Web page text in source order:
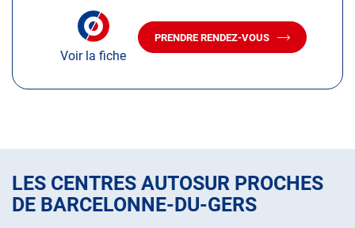
informations
TÉLÉPHONE
BARCELONNE-
Voir la fiche
PRENDRE RENDEZ-VOUS
AVEC
LES CENTRES AUTOSUR PROCHES
DE BARCELONNE-DU-GERS